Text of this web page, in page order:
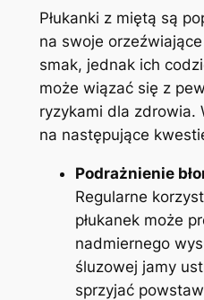
Płukanki z miętą są
na swoje
smak, jednak ich
może wiązać się z
ryzykami dla zdrowia.
na następujące
Podrażnienie
Regularne
płukanek może
nadmiernego
śluzowej jamy
sprzyjać